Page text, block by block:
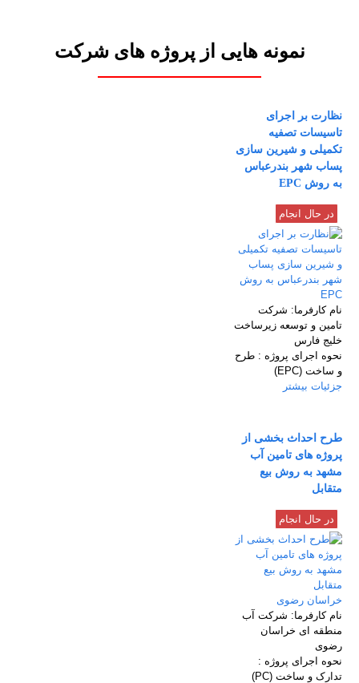
نمونه هایی از پروژه های شرکت
نظارت بر اجرای
تاسیسات تصفیه
تکمیلی و شیرین سازی
پساب شهر بندرعباس
به روش EPC
در حال انجام
نام كارفرما: شرکت
تامین و توسعه زیرساخت
خلیج فارس
نحوه اجرای پروژه : طرح
و ساخت (EPC)
جزئیات بیشتر
طرح احداث بخشی از
پروژه های تامین آب
مشهد به روش بیع
متقابل
در حال انجام
خراسان رضوی
نام كارفرما: شرکت آب
منطقه ای خراسان
رضوی
نحوه اجرای پروژه :
تدارک و ساخت (PC)